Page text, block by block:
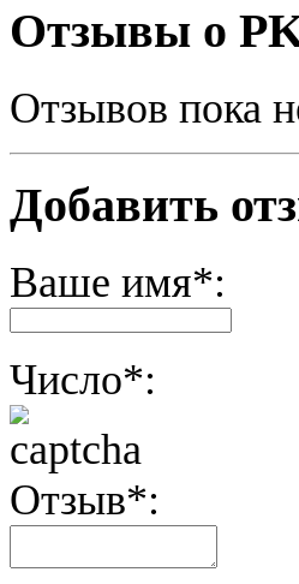
Отзывы о
Отзывов пока
Добавить
Ваше имя*:
Число*:
Отзыв*: